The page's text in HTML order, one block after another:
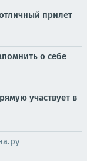
прилет
о себе
участвует в